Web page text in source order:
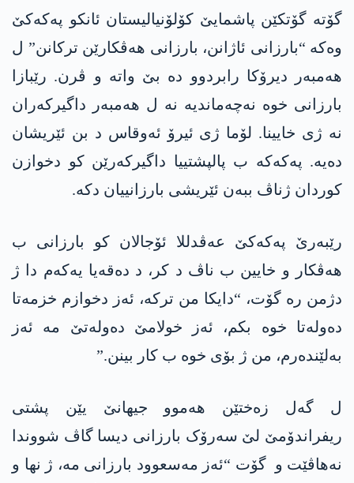
گۆتە گۆتکێن پاشمایێ کۆلۆنیالیستان ئانکو پەکەکێ
وەکە “بارزانی ئاژانن، بارزانی ھەڤکارێن ترکانن” ل
ھەمبەر دیرۆکا رابردوو دە بێ واتە و ڤرن. رێبازا
بارزانی خوە نەچەماندیە نە ل ھەمبەر داگیرکەران
نە ژی خایینا. لۆما ژی ئیرۆ ئەوقاس د بن ئێریشان
دەیە. پەکەکە ب پالپشتییا داگیرکەرێن کو دخوازن
کوردان ژناڤ ببەن ئێریشی بارزانییان دکە.
رێبەرێ پەکەکێ عەڤدللا ئۆجالان کو بارزانی ب
ھەڤکار و خایین ب ناڤ د کر، د دەقەیا یەکەم دا ژ
دژمن رە گۆت، “دایکا من ترکە، ئەز دخوازم خزمەتا
دەولەتا خوە بکم، ئەز خولامێ دەولەتێ مە ئەز
بەلێندەرم، من ژ بۆی خوە ب کار بینن.”
ل گەل زەختێن ھەموو جیھانێ یێن پشتی
ریفراندۆمێ لێ سەرۆک بارزانی دیسا گاڤ شووندا
نەهاڤێت و گۆت “ئەز مەسعوود بارزانی مە، ژ نھا و